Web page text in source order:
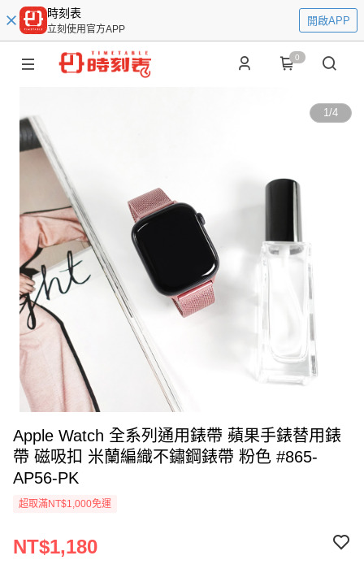
時刻表
立刻使用官方APP
開啟APP
0
1/4
Apple Watch 全系列通用錶帶 蘋果手錶替用錶
帶 磁吸扣 米蘭編織不鏽鋼錶帶 粉色 #865-
AP56-PK
超取滿NT$1,000免運
NT$1,180